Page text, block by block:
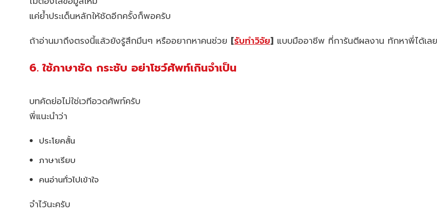
แค่ย้ำประเด็นหลักให้ชัดอีกครั้งก็พอครับ
ถ้าอ่านมาถึงตรงนี้แล้วยังรู้สึกมึนๆ หรืออยากหาคนช่วย [รับทำวิจัย] แบบมืออาชีพ ที่การันตีผลงาน ทักหาพี่ได้เล
6. ใช้ภาษาชัด กระชับ อย่าโชว์ศัพท์เกินจำเป็น
บทคัดย่อไม่ใช่เวทีอวดศัพท์ครับ
พี่แนะนำว่า
ประโยคสั้น
ภาษาเรียบ
คนอ่านทั่วไปเข้าใจ
จำไว้นะครับ